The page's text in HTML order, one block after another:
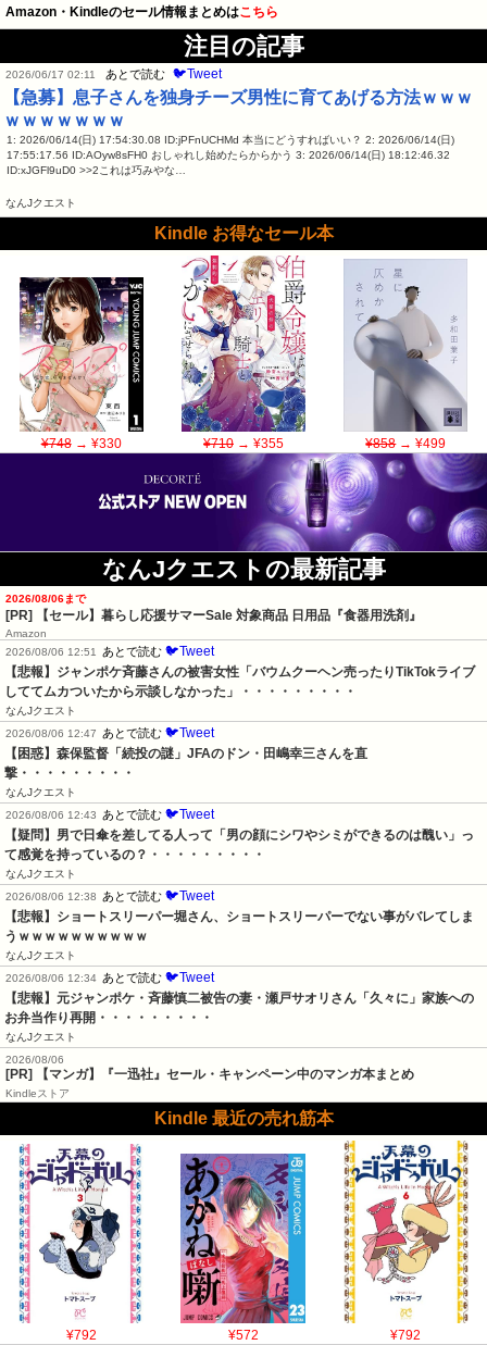
Amazon・Kindleのセール情報まとめはこちら
注目の記事
2026/06/17 02:11 あとで読む 🐦Tweet
【急募】息子さんを独身チーズ男性に育てあげる方法ｗｗｗ
ｗｗｗｗｗｗｗ
1: 2026/06/14(日) 17:54:30.08 ID:jPFnUCHMd 本当にどうすればいい？ 2: 2026/06/14(日)
17:55:17.56 ID:AOyw8sFH0 おしゃれし始めたらからかう 3: 2026/06/14(日) 18:12:46.32
ID:xJGFl9uD0 >>2これは巧みやな…
なんJクエスト
Kindle お得なセール本
¥748→ ¥330 ¥710→ ¥355 ¥858→ ¥499
なんJクエストの最新記事
2026/08/06まで
[PR] 【セール】暮らし応援サマーSale 対象商品 日用品『食器用洗剤』
Amazon
2026/08/06 12:51
あとで読む 🐦Tweet
【悲報】ジャンポケ斉藤さんの被害女性「バウムクーヘン売ったりTikTokライブ
しててムカついたから示談しなかった」・・・・・・・・・
なんJクエスト
2026/08/06 12:47
あとで読む 🐦Tweet
【困惑】森保監督「続投の謎」JFAのドン・田嶋幸三さんを直
撃・・・・・・・・・
なんJクエスト
2026/08/06 12:43
あとで読む 🐦Tweet
【疑問】男で日傘を差してる人って「男の顔にシワやシミができるのは醜い」っ
て感覚を持っているの？・・・・・・・・・
なんJクエスト
2026/08/06 12:38
あとで読む 🐦Tweet
【悲報】ショートスリーパー堀さん、ショートスリーパーでない事がバレてしま
うｗｗｗｗｗｗｗｗｗｗ
なんJクエスト
2026/08/06 12:34 あとで読む 🐦Tweet
【悲報】元ジャンポケ・斉藤慎二被告の妻・瀬戸サオリさん「久々に」家族への
お弁当作り再開・・・・・・・・・
なんJクエスト
2026/08/06
[PR] 【マンガ】『一迅社』セール・キャンペーン中のマンガ本まとめ
Kindleストア
Kindle 最近の売れ筋本
¥792 ¥572 ¥792